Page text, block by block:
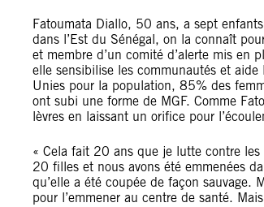
Fatoumata Diallo, 50 ans, a sept
dans l’Est du Sénégal, on la connaît
et membre d’un comité d’alerte mis en
elle sensibilise les communautés et
Unies pour la population, 85% des
ont subi une forme de MGF. Comme
lèvres en laissant un orifice pour
« Cela fait 20 ans que je lutte contre les
20 filles et nous avons été emmenées
qu’elle a été coupée de façon sauvage.
pour l’emmener au centre de santé.